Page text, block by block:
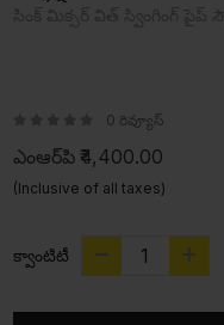
0 రివ్యూస్
ఎంఆర్‌పి ₹4,400.00
(Inclusive of all taxes)
క్వాంటిటీ